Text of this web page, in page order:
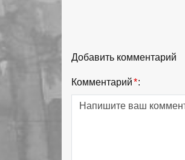
Добавить комментарий
Комментарий*: